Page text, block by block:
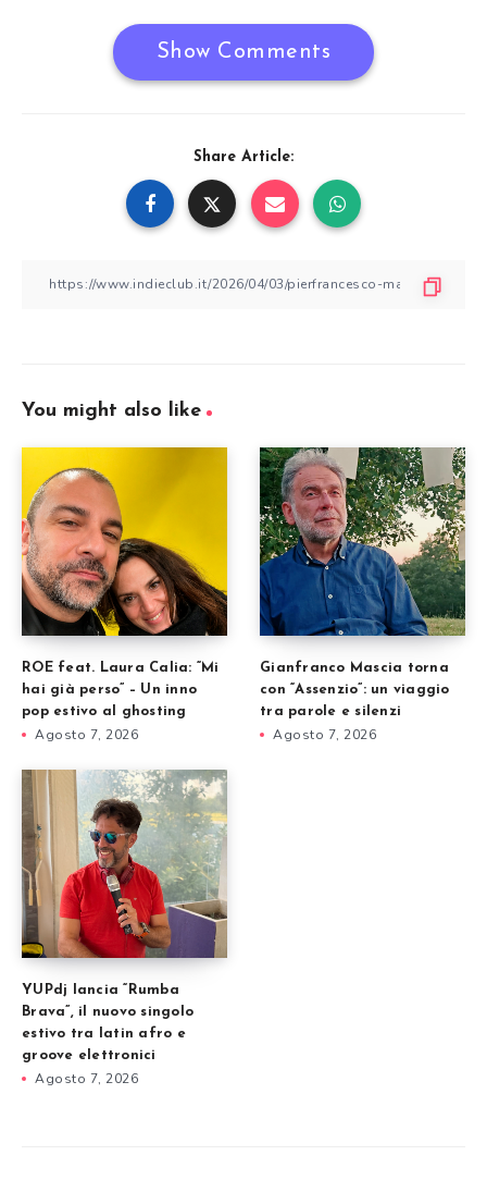
Show Comments
Share Article:
You might also like
ROE feat. Laura Calia: “Mi
hai già perso” – Un inno
pop estivo al ghosting
Agosto 7, 2026
Gianfranco Mascia torna
con “Assenzio”: un viaggio
tra parole e silenzi
Agosto 7, 2026
YUPdj lancia “Rumba
Brava”, il nuovo singolo
estivo tra latin afro e
groove elettronici
Agosto 7, 2026